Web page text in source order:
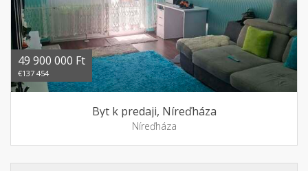
49 900 000 Ft
€137 454
Byt k predaji, Níreďháza
Níreďháza